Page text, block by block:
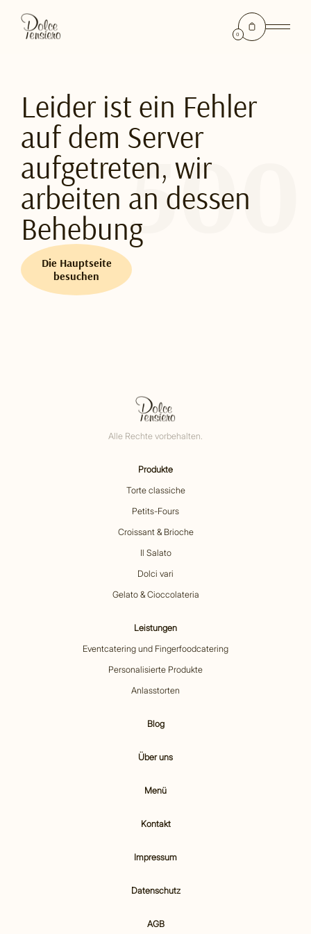
0
Leider ist ein Fehler
auf dem Server
aufgetreten, wir
arbeiten an dessen
Behebung
Die Hauptseite
besuchen
Alle Rechte vorbehalten.
Produkte
Torte classiche
Petits-Fours
Croissant & Brioche
Il Salato
Dolci vari
Gelato & Cioccolateria
Leistungen
Eventcatering und Fingerfoodcatering
Personalisierte Produkte
Anlasstorten
Blog
Über uns
Menü
Kontakt
Impressum
Datenschutz
AGB